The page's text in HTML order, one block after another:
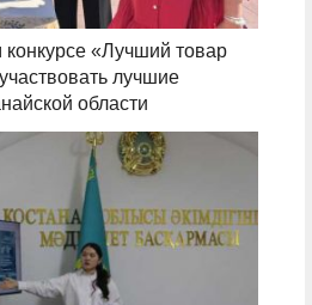
конкурсе «Лучший товар
лучшие
области